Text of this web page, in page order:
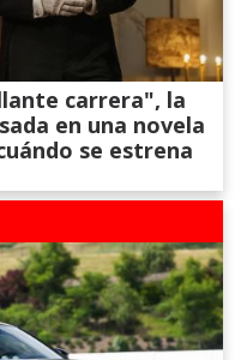
carrera", la
en una novela
se estrena